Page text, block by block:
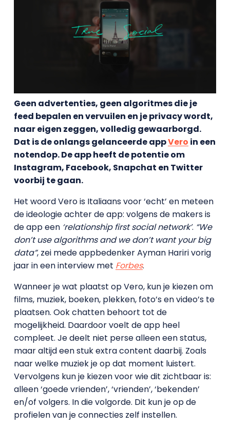
Geen advertenties, geen algoritmes die je
feed bepalen en vervuilen en je privacy wordt,
naar eigen zeggen, volledig gewaarborgd.
Dat is de onlangs gelanceerde appVero in een
notendop. De app heeft de potentie om
Instagram, Facebook, Snapchat en Twitter
voorbij te gaan.
Het woord Vero is Italiaans voor ‘echt’ en meteen
de ideologie achter de app: volgens de makers is
de app een ‘relationship first social network’. “We
don’t use algorithms and we don’t want your big
data”, zei mede appbedenker Ayman Hariri vorig
jaar in een interview met Forbes.
Wanneer je wat plaatst op Vero, kun je kiezen om
films, muziek, boeken, plekken, foto’s en video’s te
plaatsen. Ook chatten behoort tot de
mogelijkheid. Daardoor voelt de app heel
compleet. Je deelt niet perse alleen een status,
maar altijd een stuk extra content daarbij. Zoals
naar welke muziek je op dat moment luistert.
Vervolgens kun je kiezen voor wie dit zichtbaar is:
alleen ‘goede vrienden’, ‘vrienden’, ‘bekenden’
en/of volgers. In die volgorde. Dit kun je op de
profielen van je connecties zelf instellen.